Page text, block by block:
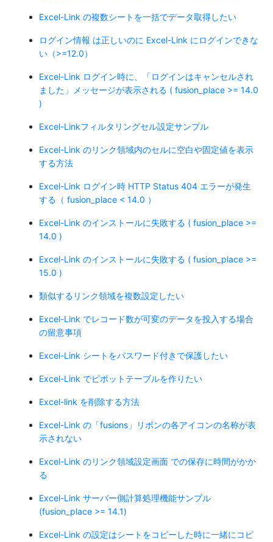
Excel-Link の複数シートを一括でデータ取得したい
ログイン情報 は正しいのに Excel-Link にログインできな
い（>=12.0）
Excel-Link ログイン時に、「ログインはキャンセルされ
ました」メッセージが表示される ( fusion_place >= 14.0
)
Excel-Linkフィルタリングセル設定サンプル
Excel-Link のリンク領域内のセルに空白や固定値を表示
する方法
Excel-Link ログイン時 HTTP Status 404 エラーが発生
する（ fusion_place < 14.0 ）
Excel-Link のインストールに失敗する ( fusion_place >=
14.0 )
Excel-Link のインストールに失敗する ( fusion_place >=
15.0 )
類似するリンク領域を複数設定したい
Excel-Link でレコード数が可変のデータを投入する場合
の留意事項
Excel-Link シートをパスワード付きで保護したい
Excel-Link でピボットテーブルを作りたい
Excel-link を削除する方法
Excel-Link の「fusions」リボンの各アイコンの名称が表
示されない
Excel-Link のリンク領域設定画面 での保存に時間がかか
る
Excel-Link サーバー側計算処理機能サンプル
(fusion_place >= 14.1)
Excel-Link の設定はシートをコピーした時に一緒にコピ